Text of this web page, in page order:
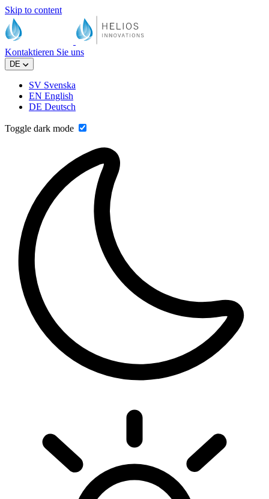
Skip to content
Kontaktieren Sie uns
DE
SV Svenska
EN English
DE Deutsch
Toggle dark mode